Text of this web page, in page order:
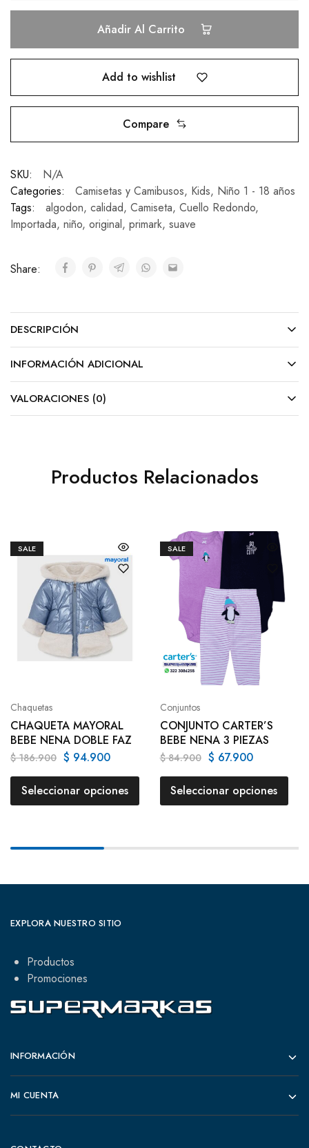
Añadir Al Carrito
Add to wishlist
Compare
SKU:
N/A
Categories:
Camisetas y Camibusos, Kids, Niño 1 - 18 años
Tags:
algodon, calidad, Camiseta, Cuello Redondo,
Importada, niño, original, primark, suave
Share:
DESCRIPCIÓN
INFORMACIÓN ADICIONAL
VALORACIONES (0)
Productos Relacionados
SALE
Chaquetas
CHAQUETA MAYORAL
BEBE NENA DOBLE FAZ
$186.900 $ 94.900
Seleccionar opciones
SALE
Conjuntos
CONJUNTO CARTER’S
BEBE NENA 3 PIEZAS
$84.900 $ 67.900
Seleccionar opciones
EXPLORA NUESTRO SITIO
Productos
Promociones
INFORMACIÓN
MI CUENTA